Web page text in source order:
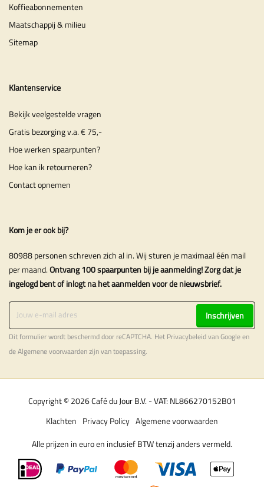
Koffieabonnementen
Maatschappij & milieu
Sitemap
Klantenservice
Bekijk veelgestelde vragen
Gratis bezorging v.a. € 75,-
Hoe werken spaarpunten?
Hoe kan ik retourneren?
Contact opnemen
Kom je er ook bij?
80988 personen schreven zich al in. Wij sturen je maximaal één mail
per maand.Ontvang 100 spaarpunten bij je aanmelding! Zorg dat je
ingelogd bent of inlogt na het aanmelden voor de nieuwsbrief.
Inschrijven
Dit formulier wordt beschermd door reCAPTCHA. Het Privacybeleidvan Google en
deAlgemene voorwaardenzijn van toepassing.
Copyright © 2026 Café du Jour B.V. - VAT: NL866270152B01
Algemene voorwaarden
Privacy Policy
Klachten
Alle prijzen in euro en inclusief BTW tenzij anders vermeld.